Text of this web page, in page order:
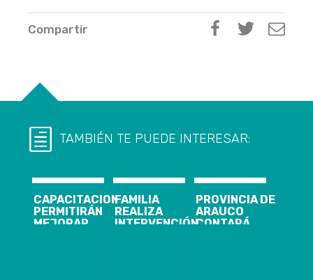
Compartir
TAMBIÉN TE PUEDE INTERESAR:
CAPACITACIONES
PERMITIRÁN
MEJORAR
FAMILIA
REALIZA
INTERVENCIÓN
PROVINCIA DE
ARAUCO
CONTARÁ